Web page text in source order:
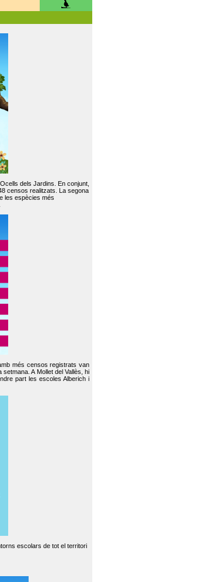
dels Jardins. En conjunt,
censos realitzats. La segona
les espècies més
més censos registrats van
A Mollet del Vallès, hi
part les escoles Alberich i
escolars de tot el territori